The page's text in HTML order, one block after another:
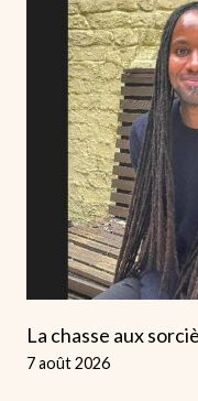
La chasse aux
7 août 2026